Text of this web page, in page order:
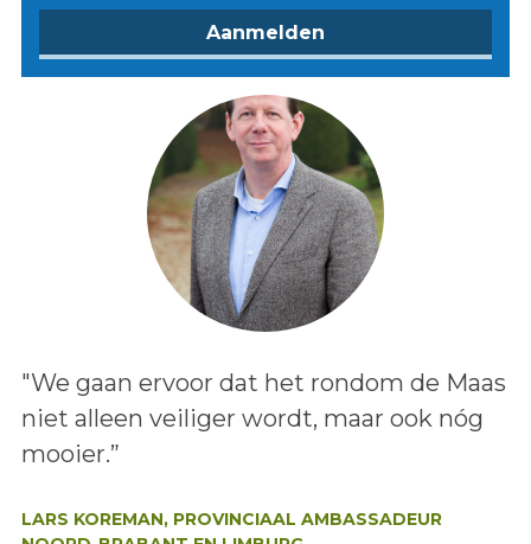
Lees het bericht:
"We gaan ervoor dat het rondom de Maas
niet alleen veiliger wordt, maar ook nóg
mooier.”
LARS KOREMAN, PROVINCIAAL AMBASSADEUR